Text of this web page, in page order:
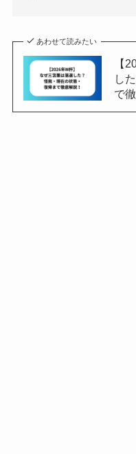
あわせて読みたい
【
し
で